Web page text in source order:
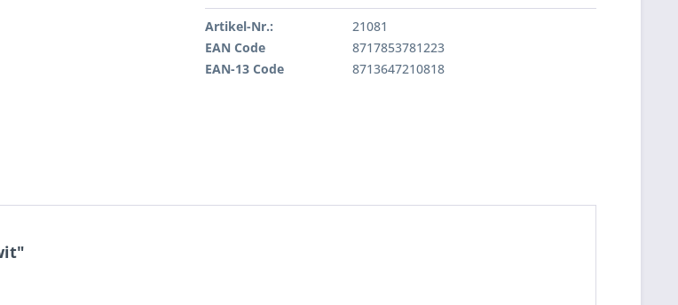
Artikel-Nr.:
21081
EAN Code
8717853781223
EAN-13 Code
8713647210818